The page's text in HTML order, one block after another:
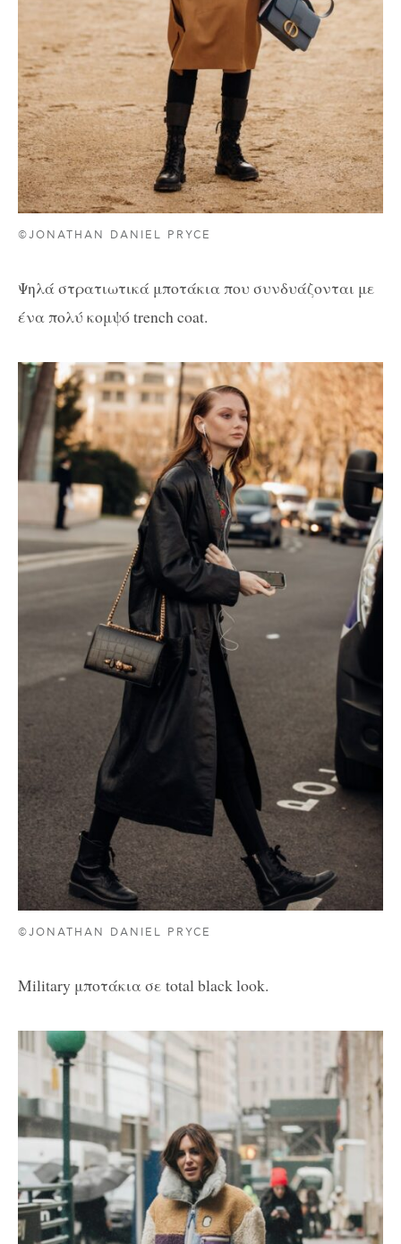
©JONATHAN DANIEL PRYCE
Ψηλά στρατιωτικά μποτάκια που συνδυάζονται με
ένα πολύ κομψό trench coat.
©JONATHAN DANIEL PRYCE
Military μποτάκια σε total black look.